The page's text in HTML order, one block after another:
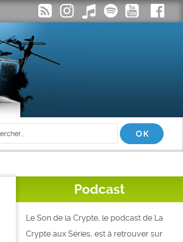
Podcast
Le Son de la Crypte, le podcast de La
Crypte aux Séries, est à retrouver sur